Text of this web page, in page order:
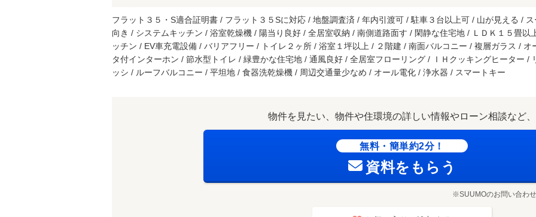
フラット３５・S適合証明書 / フラット３５Sに対応 / 地盤調査済 / 年内引渡可 / 駐車３台以上可 / 山が見える /
向き / システムキッチン / 浴室乾燥機 / 陽当り良好 / 全居室収納 / 南側道路面す / 閑静な住宅地 / ＬＤＫ１５畳以
ッチン / EV車充電設備 / バリアフリー / トイレ２ヶ所 / 浴室１坪以上 / ２階建 / 南面バルコニー / 複層ガラス /
タ付インターホン / 節水型トイレ / 緑豊かな住宅地 / 通風良好 / 全居室フローリング / ＩＨクッキングヒーター /
ッシ / ルーフバルコニー / 平坦地 / 食器洗乾燥機 / 周辺交通量少なめ / オール電化 / 浄水器 / スマートキー
物件を見たい、物件や住環境の詳しい情報やローン相談など、
無料・簡単約2分！
資料をもらう
※SUUMOのお問い合わ